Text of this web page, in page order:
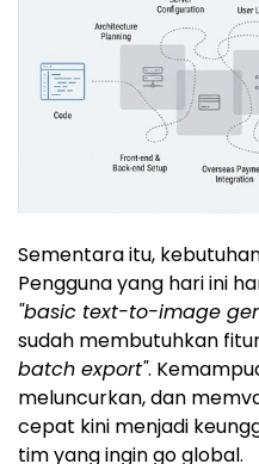
Sementara itu,
Pengguna yang hari ini
"basic text-to-image
sudah membutuhkan
batch export".
meluncurkan, dan
cepat kini menjadi
tim yang ingin go global.